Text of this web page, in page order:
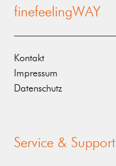
finefeelingWAY
Kontakt
Impressum
Datenschutz
Service & Support